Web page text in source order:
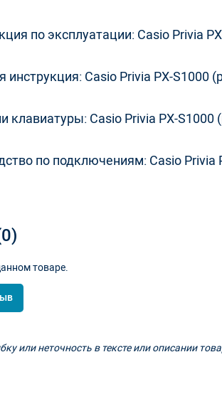
встроенных мелодий
пользовательских мелодий
композиций
дорожек (треков)
информация
по эксплуатации: Casio Privia
инструкция: Casio Privia PX-S1000
клавиатуры: Casio Privia PX-S1000
по подключениям: Casio Privia
товаре.
или неточность в тексте или описании